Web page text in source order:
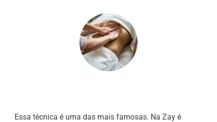
Essa técnica é uma das mais famosas. Na Zay é